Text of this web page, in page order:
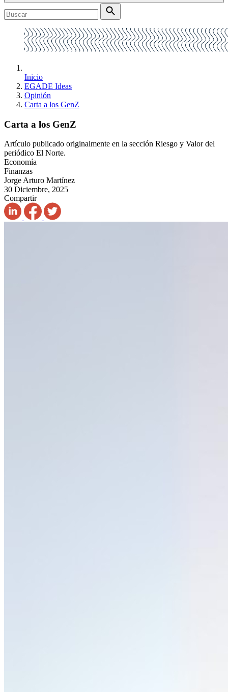
Inicio
EGADE Ideas
Opinión
Carta a los GenZ
Carta a los GenZ
Artículo publicado originalmente en la sección Riesgo y Valor del
periódico El Norte.
Economía
Finanzas
Jorge Arturo Martínez
30 Diciembre, 2025
Compartir